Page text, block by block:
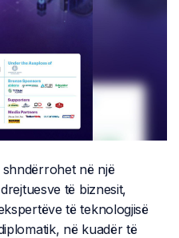
në një
të biznesit,
të teknologjisë
në kuadër të